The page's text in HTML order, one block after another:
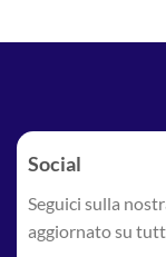
Social
Seguici sulla
aggiornato su